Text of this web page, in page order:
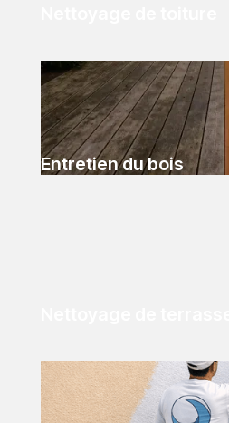
Entretien du bois